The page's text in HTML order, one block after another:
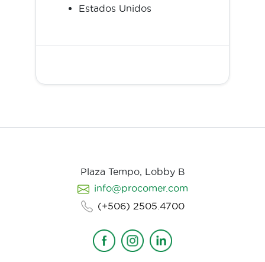
Estados Unidos
Plaza Tempo, Lobby B
info@procomer.com
(+506) 2505.4700